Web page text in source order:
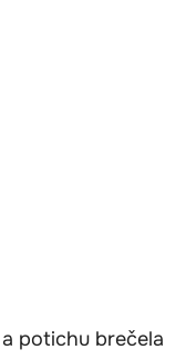
potichu brečela